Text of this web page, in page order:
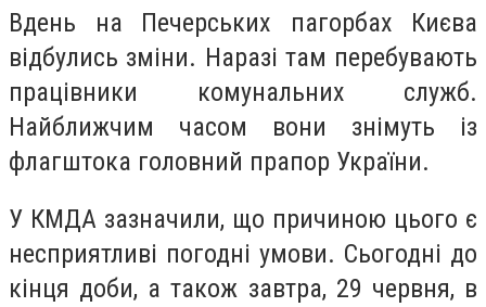
Вдень на Печерських пагорбах Києва
відбулись зміни. Наразі там перебувають
працівники комунальних служб.
Найближчим часом вони знімуть із
флагштока головний прапор України.
У КМДА зазначили, що причиною цього є
несприятливі погодні умови. Сьогодні до
кінця доби, а також завтра, 29 червня, в